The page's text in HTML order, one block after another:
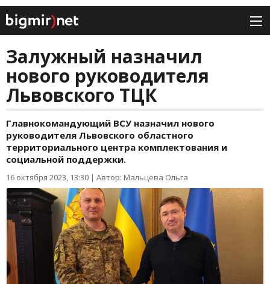
Залужный назначил
нового руководителя
Львовского ТЦК
Главнокомандующий ВСУ назначил нового
руководителя Львовского областного
территориального центра комплектования и
социальной поддержки.
16 октября 2023, 13:30 | Автор: Мальцева Ольга